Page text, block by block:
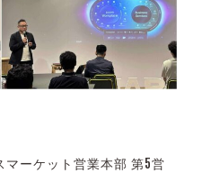
マーケット営業本部 第5営